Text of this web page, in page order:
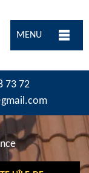
MENU
73 72